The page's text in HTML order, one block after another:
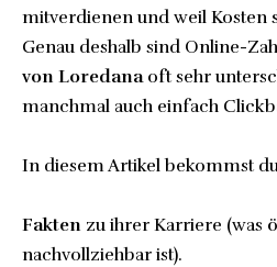
mitverdienen und weil Kosten
Genau deshalb sind Online-
von Loredanaoft sehr
manchmal auch einfach
In diesem Artikel bekommst
Fakten zu ihrer Karriere (was
nachvollziehbar ist).